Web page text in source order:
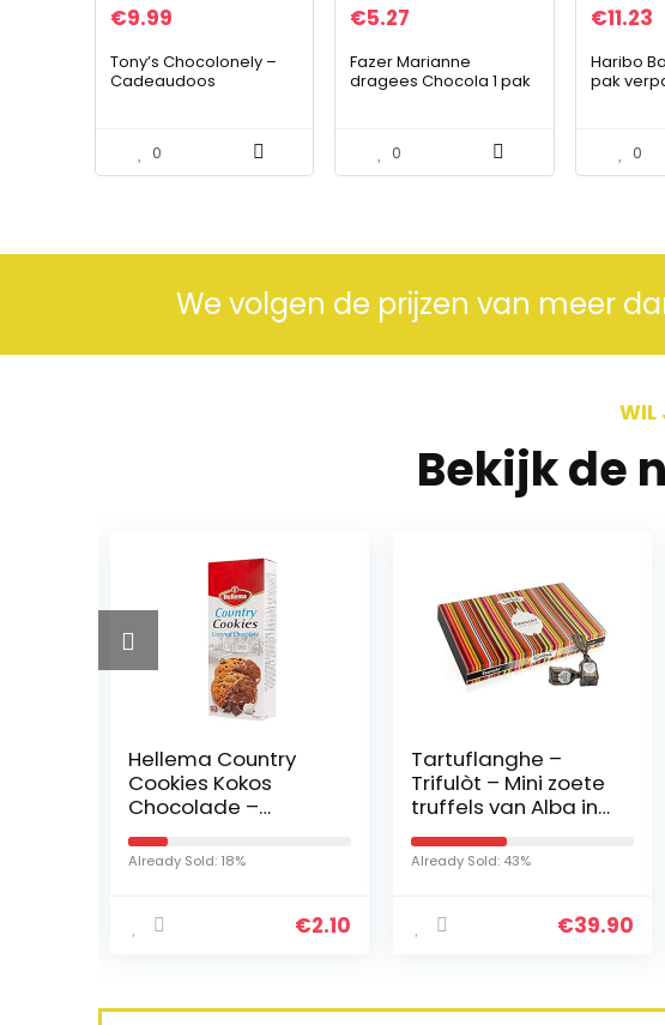
€9.99
Tony’s Chocolonely –
Cadeaudoos
“Hieperdepier” Melk
Karamel Zeezout –
Giftset –
0
€5.27
Fazer Marianne
dragees Chocola 1 pak
0
€11.23
Haribo
pak
0
We volgen de prijzen van meer
WIL
Bekijk de
Hellema Country
Cookies Kokos
Chocolade –
Gebakken met de
beste cacao –
Knapperige kruimels
chocolade…
Already Sold: 18%
€2.10
Tartuflanghe –
Trifulòt – Mini zoete
truffels van Alba in
geschenkverpakkin
g – 224 g diverse
smaken
Already Sold: 43%
€39.90